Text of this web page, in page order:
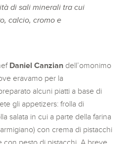
di sali minerali tra cui
calcio, cromo e
Daniel Canzian dell’omonimo
eravamo per la
alcuni piatti a base di
gli appetizers: frolla di
salata in cui a parte della farina
con crema di pistacchi